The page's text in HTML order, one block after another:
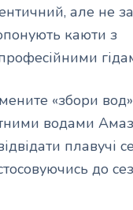
але не
каюти з
«збори
водами
плавучі
до